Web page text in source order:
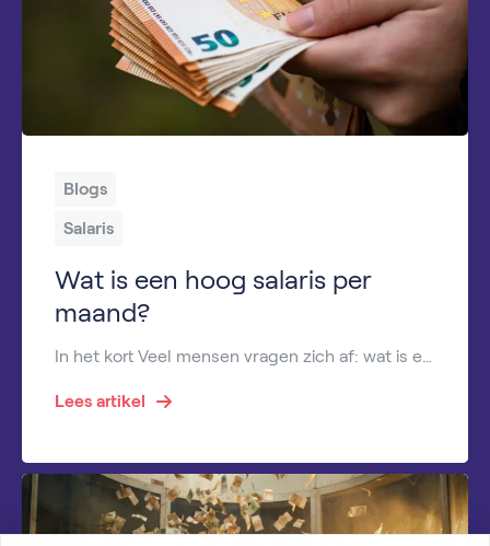
Blogs
Salaris
Wat is een hoog salaris per
maand?
Lees artikel